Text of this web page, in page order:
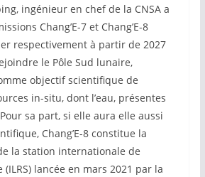
ingénieur en chef de la CNSA a
Chang’E-7 et Chang’E-8
respectivement à partir de 2027
le Pôle Sud lunaire,
objectif scientifique de
in-situ, dont l’eau, présentes
sa part, si elle aura elle aussi
Chang’E-8 constitue la
la station internationale de
lancée en mars 2021 par la